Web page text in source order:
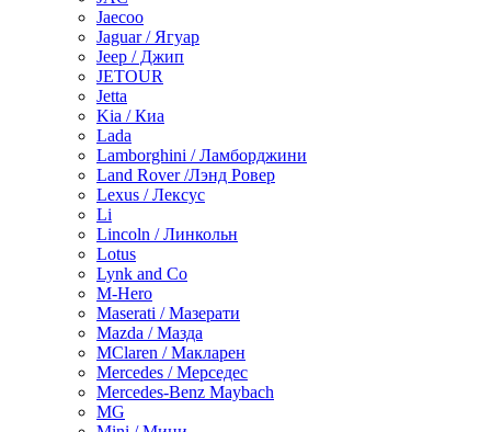
Jaecoo
Jaguar / Ягуар
Jeep / Джип
JETOUR
Jetta
Kia / Киа
Lada
Lamborghini / Ламборджини
Land Rover /Лэнд Ровер
Lexus / Лексус
Li
Lincoln / Линкольн
Lotus
Lynk and Co
M-Hero
Maserati / Мазерати
Mazda / Мазда
MClaren / Макларен
Mercedes / Мерседес
Mercedes-Benz Maybach
MG